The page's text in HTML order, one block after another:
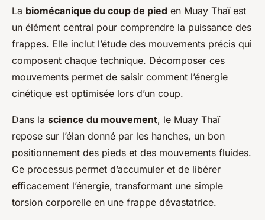
La biomécanique du coup de pied en Muay Thaï est
un élément central pour comprendre la puissance des
frappes. Elle inclut l’étude des mouvements précis qui
composent chaque technique. Décomposer ces
mouvements permet de saisir comment l’énergie
cinétique est optimisée lors d’un coup.
Dans la science du mouvement, le Muay Thaï
repose sur l’élan donné par les hanches, un bon
positionnement des pieds et des mouvements fluides.
Ce processus permet d’accumuler et de libérer
efficacement l’énergie, transformant une simple
torsion corporelle en une frappe dévastatrice.